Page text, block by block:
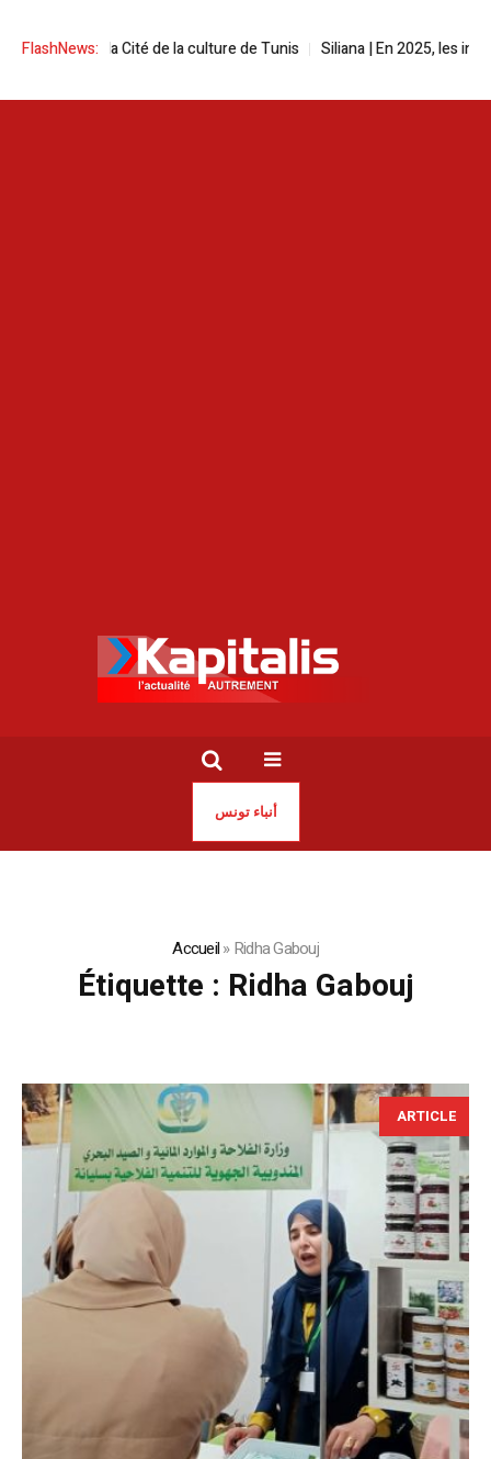
FlashNews:
de la culture de Tunis Siliana | En 2025, les incendies ont ravagé
أنباء تونس
Accueil»Ridha Gabouj
Étiquette : Ridha Gabouj
ARTICLE